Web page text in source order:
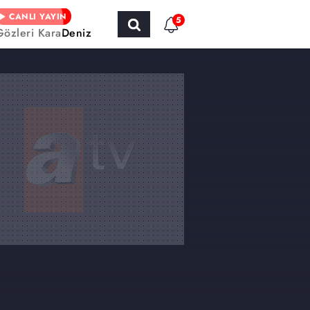
CANLI YAYIN
KaraDeniz
5